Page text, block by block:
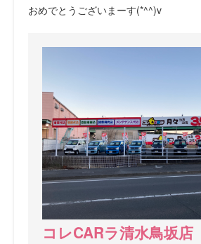
おめでとうございまーす(*^^)v
コレCARラ清水鳥坂店